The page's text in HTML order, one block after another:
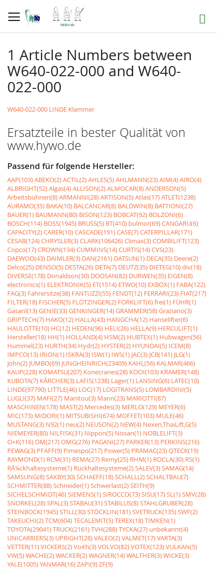
zum
Inhalt
Suche
1 Article Numbers between
W640-022-000 and W640-
022-000
W640-022-000 LINDE Klammer
Ersatzteile in bester Qualität von
www.hywo.de
Passend für folgende Hersteller:
AAP(103)ABEKO(2)ACTIL(2)AHLES(5)AHLMANN(23)AIM(4)AIRO(4)
ALBRIGHT(52)Algas(4)ALLISON(2)ALMOCAR(8)ANDERSON(5)
Arbeitsbühnen(8)ARMANNI(28)ARTISON(5)Atlas(17)ATLET(1238)
AURAMO(35) BAKA(10) BALCANCAR(8) BALDWIN(8) BATTIONI(27)
BAUER(1) BAUMANN(80) BISON(123) BOBCAT(92) BOLZONI(6)
BOSCH(114) BOSS(1945) BRUSS(5) BT(410) bulmor(69)CANGARU(6)
CAPACITY(2)CARER(10)CASCADE(191)CASE(7)CATERPILLAR(171)
CESAB(124)CHRYSLER(3)CLARK(106426)Climax(3)COMBILIFT(123)
Copco(17)CROWN(134)CUMMINS(14)CURTIS(14)CVS(23)
DAEWOO(43) DAIMLER(3) DAN(2161) DATSUN(1) DECA(35) Deere(2)
Delco(25) DENSO(5) DESTA(26) DETA(7) DEUTZ(35) DIETEG(10)div(18)
DIVERSE(178) Donaldson(30) DOOSAN(82) DURWEN(35) EIGEN(8)
electronics(1) ELEKTRONIK(5) ET(1514) ETWO(10) EXBOX(1) FABA(122)
FAG(3) Fahrersitze(38) FANTUZZI(55) FENDT(12) FERRARI(23) FIAT(217)
FILTER(18) FISCHER(5) FLÖTZINGER(2) FORKLIFT(6)frei(1) FÜHR(1)
Gasanl(13)GENIE(33)GENKINGER(14)GRAMMER(58)Graziano(3)
GRIPTECH(7) HAKO(12) HALLA(43) HANGCHA(12) Hanselifter(6)
HAULOTTE(10) HC(12) HEDEN(96) HELI(26) HELLA(9) HERCULIFT(1)
Hersteller(18) HH(1) HOLLAND(4) HSM(2) HUBTEX(1) Hubwagen(56)
Hummel(23) HURTH(34) Hydr(2) HYSTER(2) HYUNDAI(5) ICEM(8)
IMPCO(13) IRION(1) ISKRA(3) ISW(1) IWS(1) JAC(3) JCB(141) JLG(1)
John(2) JUMBO(69) JUNGHEINRICH(23409) KAHL(56) KALMAR(466)
KAUP(228) KOMATSU(207) Konecranes(28) KOOI(103) KRAMER(148)
KUBOTA(7) KÃRCHER(3) LAFIS(1238) Lager(1) LANSING(6) LATEC(10)
LINDE(97790) LITTLE(46) LOC(17) LOGITRANS(5) LOMBARDINI(5)
LUGLI(37) MAFI(27) Manitou(3) Mann(23) MARIOTTI(87)
MASCHINEN(178) MAST(2) Mercedes(3) MERLO(129) MEYER(6)
MIC(173) MIDORI(1) MITSUBISHI(674) MOFFET(103) MULE(46)
MUSTANG(3) N92(1) neu(2) NEUSON(2) NEW(4) Nexen,ThaiLift,G(5)
NIEMEYER(80) NILFISK(31) Nippon(5) Nissan(1) NOBLELIFT(3)
O+K(116)OM(217)OMG(276) PAGANI(27) PARKER(13) PERKINS(216)
PEWAG(3) PFAFF(9) Pimespo(217) Power(5) PRAMAC(23)QTECK(19)
RAYMOND(1) RCM(31) REMA(27) Remy(25) RHM(1) ROCLA(30) RS(1)
RÃ¼ckhaltesysteme(1) Rückhaltesysteme(2)SALEV(3)SAMAG(14)
SAMSUNG(8)SAXBY(30)SCHAEFF(18)SCHALL(2)SCHALTBAU(7)
SCHMITTER(88)Schneider(1)Schwerlast(2)SEITH(9)
SICHELSCHMIDT(46)SIEMENS(1)SIROCCO(73)SISU(17)SL(1)SMV(28)
SNORKEL(28)SPAL(3)STABAU(31)STABILUS(8)STAHLGRUBER(28)
STEINBOCK(1945)STILL(30)STÖCKLIN(181)SVETRUCK(135)SWF(2)
TAKEUCHI(2)TCM(604)TECALEMIT(5)TEREX(18)TIMKEN(1)
TOYOTA(29041)TRUCK(2161)TVH(288)TYCKA(27) unbekannt(4)
UNICARRIERS(3) UPRIGHT(28)VALEO(2)VALMET(17)VARTA(3)
VETTER(11)VICKERS(2)Voith(3)VOLVO(82)VOTEX(123)VULKAN(5)
VW(5)WACHE(2)WACKER(2)WAGNER(14)WALTHER(3)WICKE(3)
YALE(1005)YANMAR(16)ZAPI(9)ZF(9)